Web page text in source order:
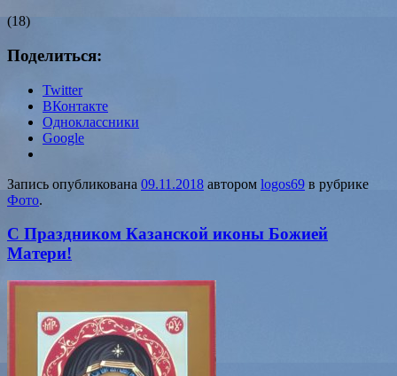
(18)
Поделиться:
Twitter
ВКонтакте
Одноклассники
Google
Запись опубликована 09.11.2018 автором logos69 в рубрике
Фото.
С Праздником Казанской иконы Божией
Матери!